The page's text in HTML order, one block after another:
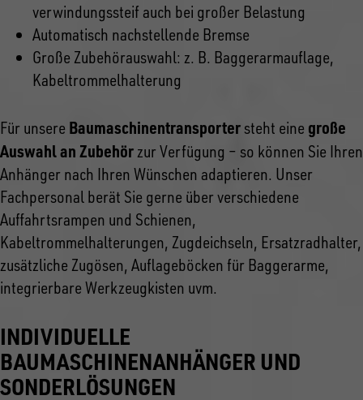
verwindungssteif auch bei großer Belastung
Automatisch nachstellende Bremse
Große Zubehörauswahl: z. B. Baggerarmauflage,
Kabeltrommelhalterung
Für unsere Baumaschinentransporter steht eine große
Auswahl an Zubehör zur Verfügung – so können Sie Ihren
Anhänger nach Ihren Wünschen adaptieren. Unser
Fachpersonal berät Sie gerne über verschiedene
Auffahrtsrampen und Schienen,
Kabeltrommelhalterungen, Zugdeichseln, Ersatzradhalter,
zusätzliche Zugösen, Auflageböcken für Baggerarme,
integrierbare Werkzeugkisten uvm.
INDIVIDUELLE
BAUMASCHINENANHÄNGER UND
SONDERLÖSUNGEN